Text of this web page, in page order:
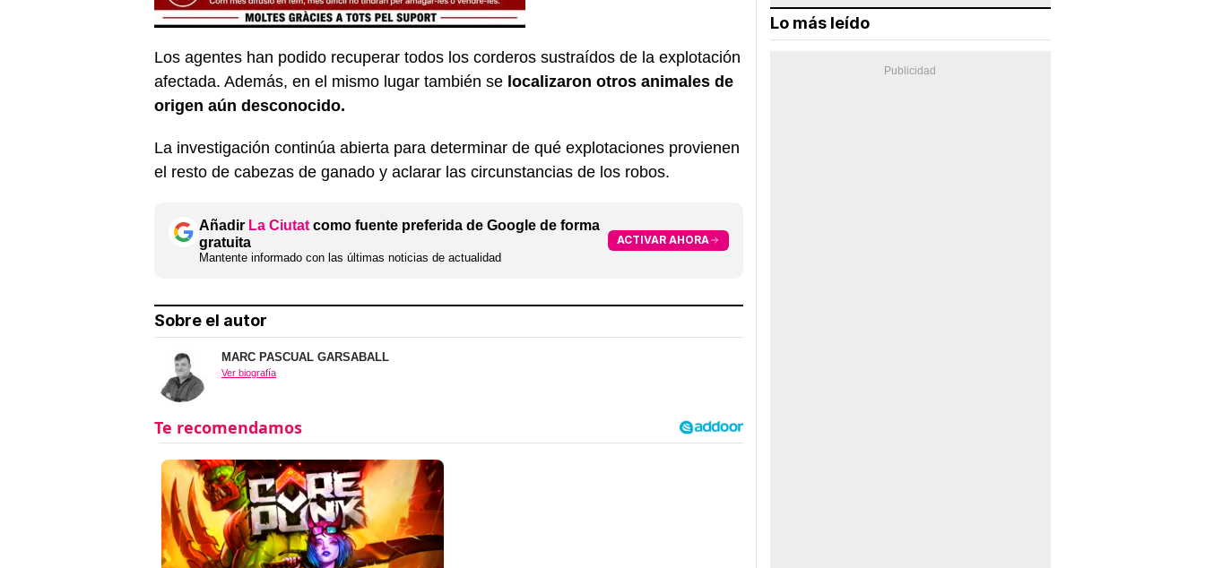
Los agentes han podido recuperar todos los corderos sustraídos de la explotación
afectada. Además, en el mismo lugar también se localizaron otros animales de
origen aún desconocido.
La investigación continúa abierta para determinar de qué explotaciones provienen
el resto de cabezas de ganado y aclarar las circunstancias de los robos.
Añadir La Ciutat como fuente preferida de Google de forma
gratuita
Mantente informado con las últimas noticias de actualidad
ACTIVAR AHORA
Sobre el autor
MARC PASCUAL GARSABALL
Ver biografía
Lo más leído